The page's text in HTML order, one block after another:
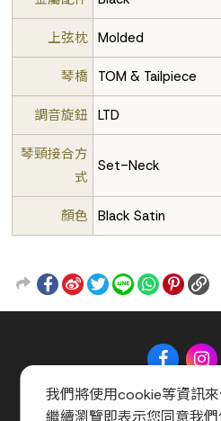
上弦枕 Molded
琴橋 TOM & Tailpiece
調音旋鈕 LTD
琴頸接合方
式
Set-Neck
顏色 Black Satin
關於 Music Shop 聯絡我們
我們將使用cookie等資訊來
繼續瀏覽即表示您同意我們